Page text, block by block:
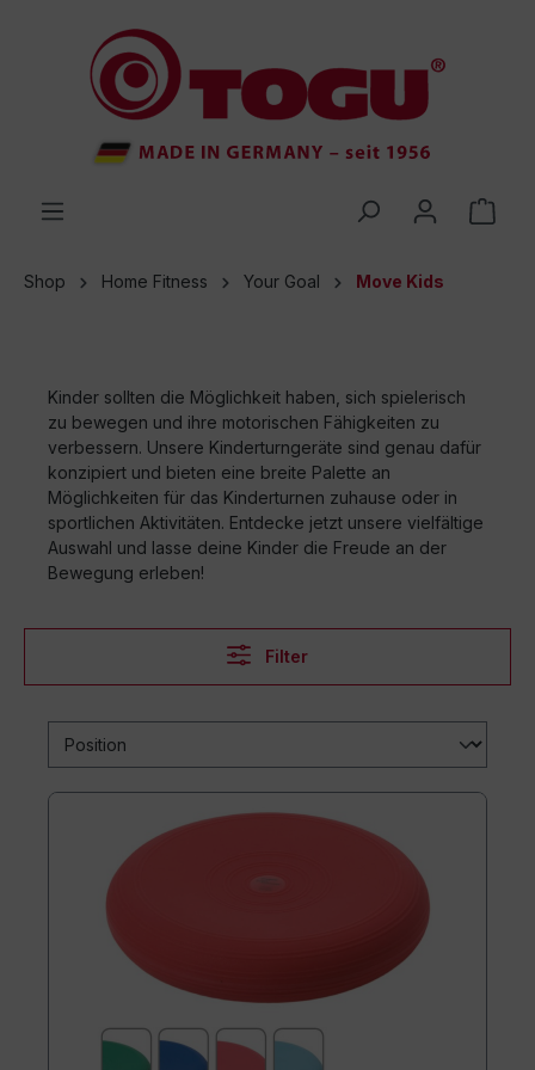
Shop Home Fitness Your Goal Move Kids
Kinder sollten die Möglichkeit haben, sich spielerisch
zu bewegen und ihre motorischen Fähigkeiten zu
verbessern. Unsere Kinderturngeräte sind genau dafür
konzipiert und bieten eine breite Palette an
Möglichkeiten für das Kinderturnen zuhause oder in
sportlichen Aktivitäten. Entdecke jetzt unsere vielfältige
Auswahl und lasse deine Kinder die Freude an der
Bewegung erleben!
Filter